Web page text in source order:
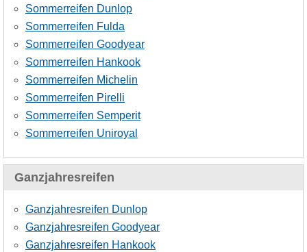
Sommerreifen Dunlop
Sommerreifen Fulda
Sommerreifen Goodyear
Sommerreifen Hankook
Sommerreifen Michelin
Sommerreifen Pirelli
Sommerreifen Semperit
Sommerreifen Uniroyal
Ganzjahresreifen
Ganzjahresreifen Dunlop
Ganzjahresreifen Goodyear
Ganzjahresreifen Hankook